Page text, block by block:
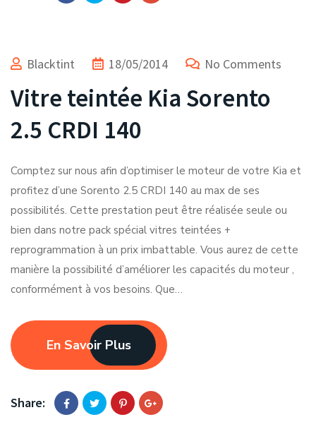
Blacktint 18/05/2014 No Comments
Vitre teintée Kia Sorento
2.5 CRDI 140
Comptez sur nous afin d’optimiser le moteur de votre Kia et
profitez d’une Sorento 2.5 CRDI 140 au max de ses
possibilités. Cette prestation peut être réalisée seule ou
bien dans notre pack spécial vitres teintées +
reprogrammation à un prix imbattable. Vous aurez de cette
manière la possibilité d’améliorer les capacités du moteur ,
conformément à vos besoins. Que…
En Savoir Plus
Share: